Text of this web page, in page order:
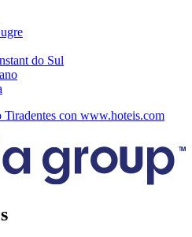
do Sul
Tiradentes con www.hoteis.com